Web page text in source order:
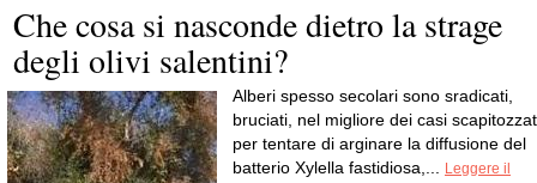
Che cosa si nasconde dietro la strage
degli olivi salentini?
Alberi spesso secolari sono sradicati,
bruciati, nel migliore dei casi
per tentare di arginare la diffusione del
batterio Xylella fastidiosa,...
Leggere il